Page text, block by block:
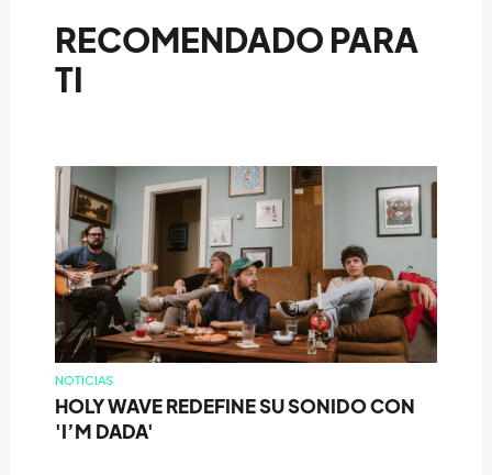
RECOMENDADO PARA
TI
NOTICIAS
HOLY WAVE REDEFINE SU SONIDO CON
'I’M DADA'